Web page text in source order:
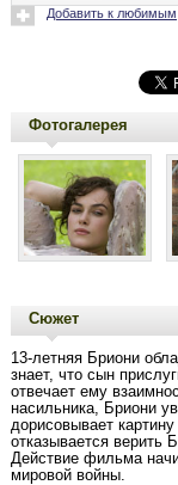
Добавить к любимым
Фотогалерея
Сюжет
13-летняя Бриони
знает, что сын
отвечает ему
насильника, Бриони
дорисовывает
отказывается
Действие фильма
мировой войны.